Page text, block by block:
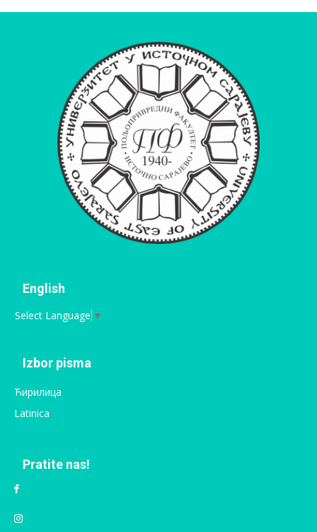
English
Select Language ▼
Izbor pisma
Ћирилица
Latinica
Pratite nas!